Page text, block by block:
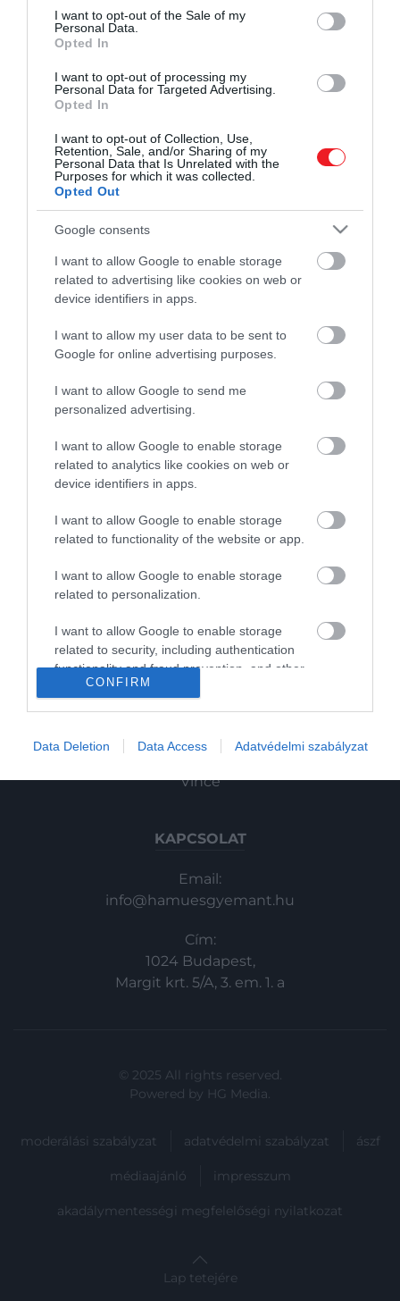
consent section.
I want to opt-out of the Sale of my
Personal Data.
Opted In
I want to opt-out of processing my
Personal Data for Targeted Advertising.
Opted In
I want to opt-out of Collection, Use,
Retention, Sale, and/or Sharing of my
Personal Data that Is Unrelated with the
Purposes for which it was collected.
Opted Out
Google consents
I want to allow Google to enable storage
related to advertising like cookies on web or
device identifiers in apps.
I want to allow my user data to be sent to
Google for online advertising purposes.
I want to allow Google to send me
personalized advertising.
I want to allow Google to enable storage
related to analytics like cookies on web or
device identifiers in apps.
I want to allow Google to enable storage
related to functionality of the website or app.
I want to allow Google to enable storage
related to personalization.
I want to allow Google to enable storage
related to security, including authentication
functionality and fraud prevention, and other
user protection.
CONFIRM
Data Deletion Data Access Adatvédelmi szabályzat
Az Egysült Királyság fővárosát átszelő
Temzében apró, mindössze félméteres
cápákra bukkantak.
2022. NOVEMBER 30. ● HAMU ÉS GYÉMÁNT
Cápákat találtak a Temzében
HAMU ÉS GYÉMÁNT
Művelődj, szórakozz, kíváncsiskodj, kóstolgass
és ismerd meg a Hamu és Gyémánt világát!
ROVATOK
Kultúra
Tudomány
Gasztronómia
Magazin
HG MEDIA
Magazin-előfizetés
Haszon
In
Vince
KAPCSOLAT
Email:
info@hamuesgyemant.hu
Cím:
1024 Budapest,
Margit krt. 5/A, 3. em. 1. a
© 2025 All rights reserved.
Powered by HG Media.
moderálási szabályzat adatvédelmi szabályzat ászf
médiaajánló impresszum
akadálymentességi megfelelőségi nyilatkozat
Lap tetejére